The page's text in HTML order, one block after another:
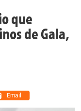
que
de Gala,
Email